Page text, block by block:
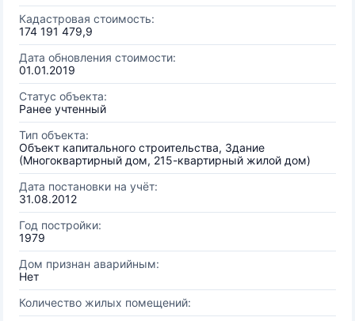
Кадастровая стоимость:
174 191 479,9
Дата обновления стоимости:
01.01.2019
Статус объекта:
Ранее учтенный
Тип объекта:
Объект капитального строительства, Здание
(Многоквартирный дом, 215-квартирный жилой дом)
Дата постановки на учёт:
31.08.2012
Год постройки:
1979
Дом признан аварийным:
Нет
Количество жилых помещений: